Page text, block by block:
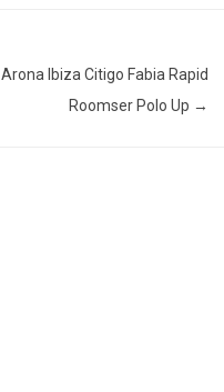
Ibiza Citigo Fabia Rapid
Roomser Polo Up →